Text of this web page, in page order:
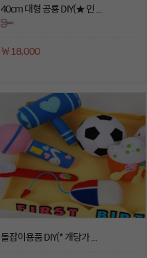
40cm 대형 공룡 DIY(★ 인 ...
￦18,000
돌잡이용품 DIY(* 개당가 ...